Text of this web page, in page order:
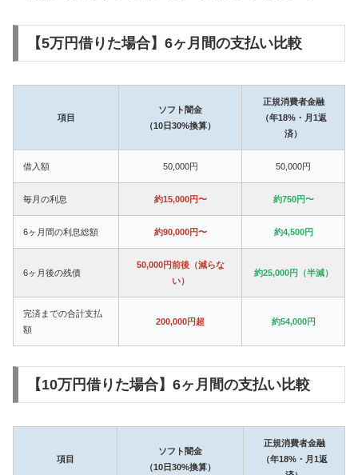
【5万円借りた場合】6ヶ月間の支払い比較
項目
ソフト闇金
（10日30%換算）
正規消費者金融
（年18%・月1返
済）
借入額 50,000円 50,000円
毎月の利息 約15,000円〜 約750円〜
6ヶ月間の利息総額 約90,000円〜 約4,500円
6ヶ月後の残債
50,000円前後（減らな
い）
約25,000円（半減）
完済までの合計支払
額
200,000円超 約54,000円
【10万円借りた場合】6ヶ月間の支払い比較
項目
ソフト闇金
（10日30%換算）
正規消費者金融
（年18%・月1返